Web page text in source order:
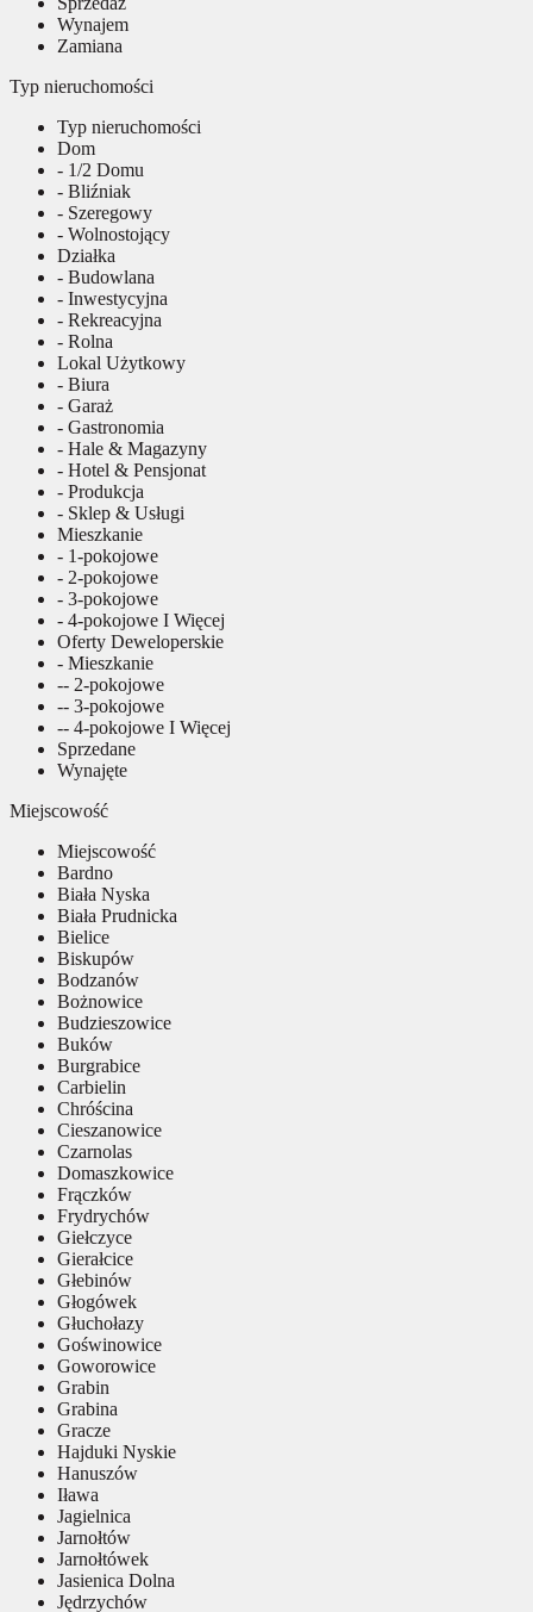
Wynajem
Zamiana
Typ nieruchomości
Typ nieruchomości
Dom
- 1/2 Domu
- Bliźniak
- Szeregowy
- Wolnostojący
Działka
- Budowlana
- Inwestycyjna
- Rekreacyjna
- Rolna
Lokal Użytkowy
- Biura
- Garaż
- Gastronomia
- Hale & Magazyny
- Hotel & Pensjonat
- Produkcja
- Sklep & Usługi
Mieszkanie
- 1-pokojowe
- 2-pokojowe
- 3-pokojowe
- 4-pokojowe I Więcej
Oferty Deweloperskie
- Mieszkanie
-- 2-pokojowe
-- 3-pokojowe
-- 4-pokojowe I Więcej
Sprzedane
Wynajęte
Miejscowość
Miejscowość
Bardno
Biała Nyska
Biała Prudnicka
Bielice
Biskupów
Bodzanów
Bożnowice
Budzieszowice
Buków
Burgrabice
Carbielin
Chróścina
Cieszanowice
Czarnolas
Domaszkowice
Frączków
Frydrychów
Giełczyce
Gierałcice
Głebinów
Głogówek
Głuchołazy
Goświnowice
Goworowice
Grabin
Grabina
Gracze
Hajduki Nyskie
Hanuszów
Iława
Jagielnica
Jarnołtów
Jarnołtówek
Jasienica Dolna
Jędrzychów